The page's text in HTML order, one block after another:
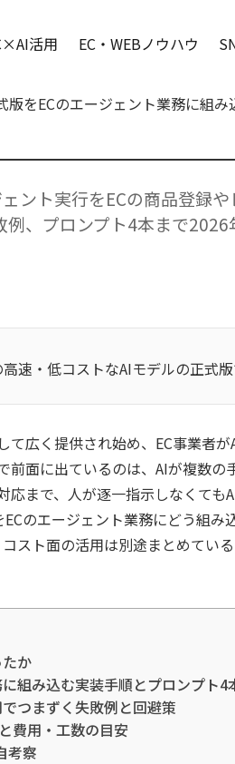
活用 EC・WEBノウハウ
版をECのエージェント業務に組
ント実行をECの商品登録
、プロンプト4本まで2026
速・低コストなAIモデルの正式版
広く提供され始め、EC事業者
前面に出ているのは、AIが複数
まで、人が逐一指示しなくても
のエージェント業務にどう組
スト面の活用は別途まとめてい
か
組み込む実装手順とプロンプト4
つまずく失敗例と回避策
費用・工数の目安
考察